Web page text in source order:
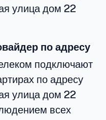
улица дом 22
по адресу
подключают
по адресу
улица дом 22
всех